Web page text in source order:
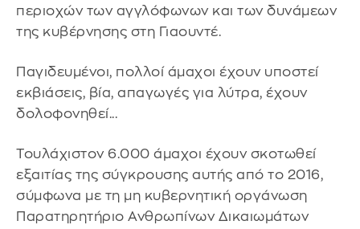
περιοχών των αγγλόφωνων και των δυνάμεων
της κυβέρνησης στη Γιαουντέ.
Παγιδευμένοι, πολλοί άμαχοι έχουν υποστεί
εκβιάσεις, βία, απαγωγές για λύτρα, έχουν
δολοφονηθεί...
Τουλάχιστον 6.000 άμαχοι έχουν σκοτωθεί
εξαιτίας της σύγκρουσης αυτής από το 2016,
σύμφωνα με τη μη κυβερνητική οργάνωση
Παρατηρητήριο Ανθρωπίνων Δικαιωμάτων